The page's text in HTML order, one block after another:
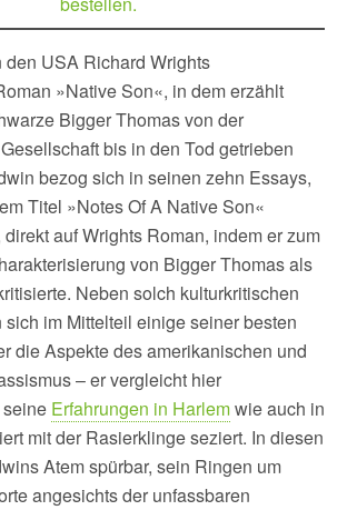
den USA Richard Wrights
»Native Son«, in dem erzählt
Bigger Thomas von der
bis in den Tod getrieben
bezog sich in seinen zehn Essays,
Titel »Notes Of A Native Son«
auf Wrights Roman, indem er zum
von Bigger Thomas als
Neben solch kulturkritischen
im Mittelteil einige seiner besten
die Aspekte des amerikanischen und
– er vergleicht hier
Erfahrungen in Harlemwie auch in
mit der Rasierklinge seziert. In diesen
Atem spürbar, sein Ringen um
angesichts der unfassbaren